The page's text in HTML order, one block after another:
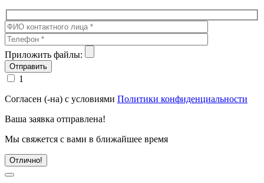
Приложить файлы:
1
Согласен (-на) с условиями Политики конфиденциальности
Ваша заявка отправлена!
Мы свяжется с вами в ближайшее время
Отлично!